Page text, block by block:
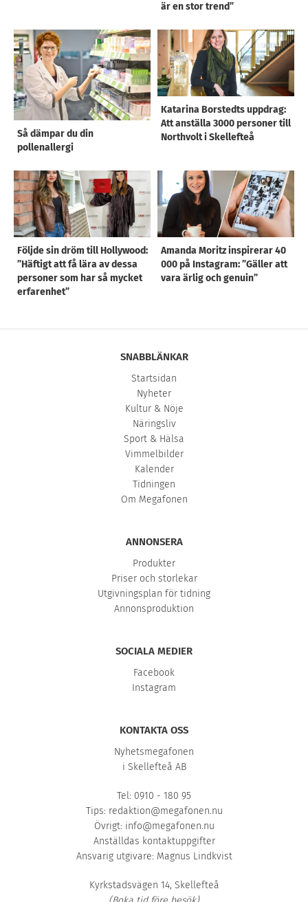
är en stor trend”
Så dämpar du din
pollenallergi
Katarina Borstedts uppdrag:
Att anställa 3000 personer till
Northvolt i Skellefteå
Följde sin dröm till Hollywood:
”Häftigt att få lära av dessa
personer som har så mycket
erfarenhet”
Amanda Moritz inspirerar 40
000 på Instagram: ”Gäller att
vara ärlig och genuin”
SNABBLÄNKAR
Startsidan
Nyheter
Kultur & Nöje
Näringsliv
Sport & Hälsa
Vimmelbilder
Kalender
Tidningen
Om Megafonen
ANNONSERA
Produkter
Priser och storlekar
Utgivningsplan för tidning
Annonsproduktion
SOCIALA MEDIER
Facebook
Instagram
KONTAKTA OSS
Nyhetsmegafonen
i Skellefteå AB
Tel: 0910 - 180 95
Tips: redaktion@megafonen.nu
Övrigt: info@megafonen.nu
Anställdas kontaktuppgifter
Ansvarig utgivare: Magnus Lindkvist
Kyrkstadsvägen 14, Skellefteå